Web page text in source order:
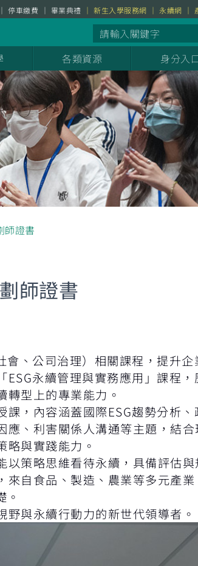
停車繳費 畢業典禮 新生入學服務網 永續網
各類資源 身分入
師證書
師證書
、公司治理）相關課程，提升企
永續管理與實務應用」課程，
型上的專業能力。
，內容涵蓋國際ESG趨勢分析、
、利害關係人溝通等主題，結合
與實踐能力。
策略思維看待永續，具備評估與
自食品、製造、農業等多元產業
與永續行動力的新世代領導者。